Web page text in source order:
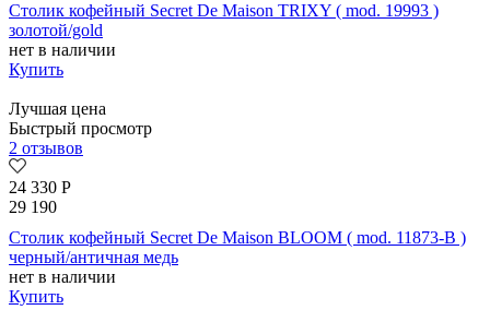
Столик кофейный Secret De Maison TRIXY ( mod. 19993 )
золотой/gold
нет в наличии
Купить
Лучшая цена
Быстрый просмотр
2 отзывов
24 330 Р
29 190
Столик кофейный Secret De Maison BLOOM ( mod. 11873-B )
черный/античная медь
нет в наличии
Купить